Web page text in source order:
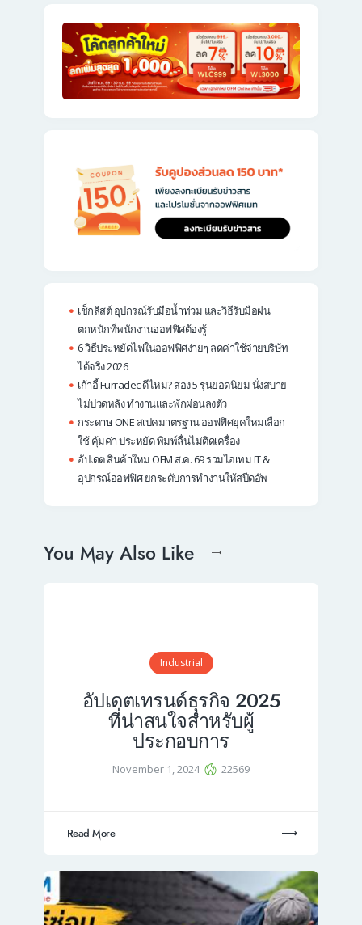
เช็กลิสต์ อุปกรณ์รับมือน้ำท่วม และวิธีรับมือฝน
ตกหนักที่พนักงานออฟฟิศต้องรู้
6 วิธีประหยัดไฟในออฟฟิศง่ายๆ ลดค่าใช้จ่ายบริษัท
ได้จริง 2026
เก้าอี้ Furradec ดีไหม? ส่อง 5 รุ่นยอดนิยม นั่งสบาย
ไม่ปวดหลัง ทำงานและพักผ่อนลงตัว
กระดาษ ONE สเปคมาตรฐาน ออฟฟิศยุคใหม่เลือก
ใช้ คุ้มค่า ประหยัด พิมพ์ลื่นไม่ติดเครื่อง
อัปเดต สินค้าใหม่ OFM ส.ค. 69 รวมไอเทม IT &
อุปกรณ์ออฟฟิศ ยกระดับการทำงานให้สปีดอัพ
You May Also Like
Industrial
อัปเดตเทรนด์ธุรกิจ 2025
ที่น่าสนใจสำหรับผู้
ประกอบการ
November 1, 2024 22569
Read More